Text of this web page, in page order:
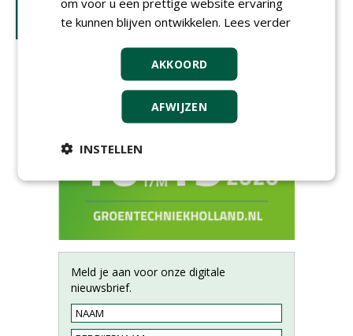
Meld je aan voor onze digitale
nieuwsbrief.
te kunnen blijven ontwikkelen. Lees verder
AKKOORD
AFWIJZEN
INSTELLEN